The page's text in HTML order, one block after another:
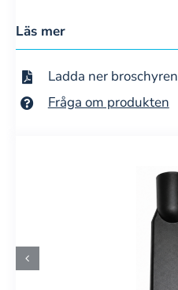
Läs mer
Ladda ner broschyren
Fråga om produkten